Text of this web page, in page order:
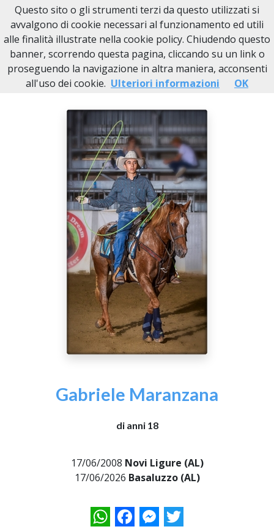
Necrologi Novi Ligure
Basaluzzo Gabriele Maranzana
Gabriele Maranzana
di anni 18
17/06/2008 Novi Ligure (AL)
17/06/2026 Basaluzzo (AL)
WhatsAppFacebookMessenger
Twitter
Questo sito o gli strumenti terzi da questo utilizzati si
avvalgono di cookie necessari al funzionamento ed utili
alle finalità illustrate nella cookie policy. Chiudendo questo
banner, scorrendo questa pagina, cliccando su un link o
proseguendo la navigazione in altra maniera, acconsenti
all'uso dei cookie. Ulteriori informazioni OK